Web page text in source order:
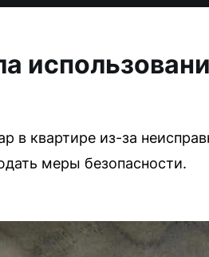
квартире из-за
меры безопасности.